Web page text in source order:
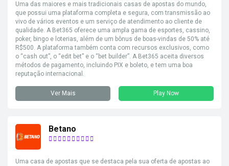
Uma das maiores e mais tradicionais casas de apostas do mundo,
que possui uma plataforma completa e segura, com transmissão ao
vivo de vários eventos e um serviço de atendimento ao cliente de
qualidade. A Bet365 oferece uma ampla gama de esportes, cassino,
poker, bingo e loterias, além de um bônus de boas-vindas de 50% até
R$500. A plataforma também conta com recursos exclusivos, como
o “cash out”, o “edit bet” e o “bet builder”. A Bet365 aceita diversos
métodos de pagamento, incluindo PIX e boleto, e tem uma boa
reputação internacional.
Ver Mais Play Now
Betano
Uma casa de apostas que se destaca pela sua oferta de apostas ao